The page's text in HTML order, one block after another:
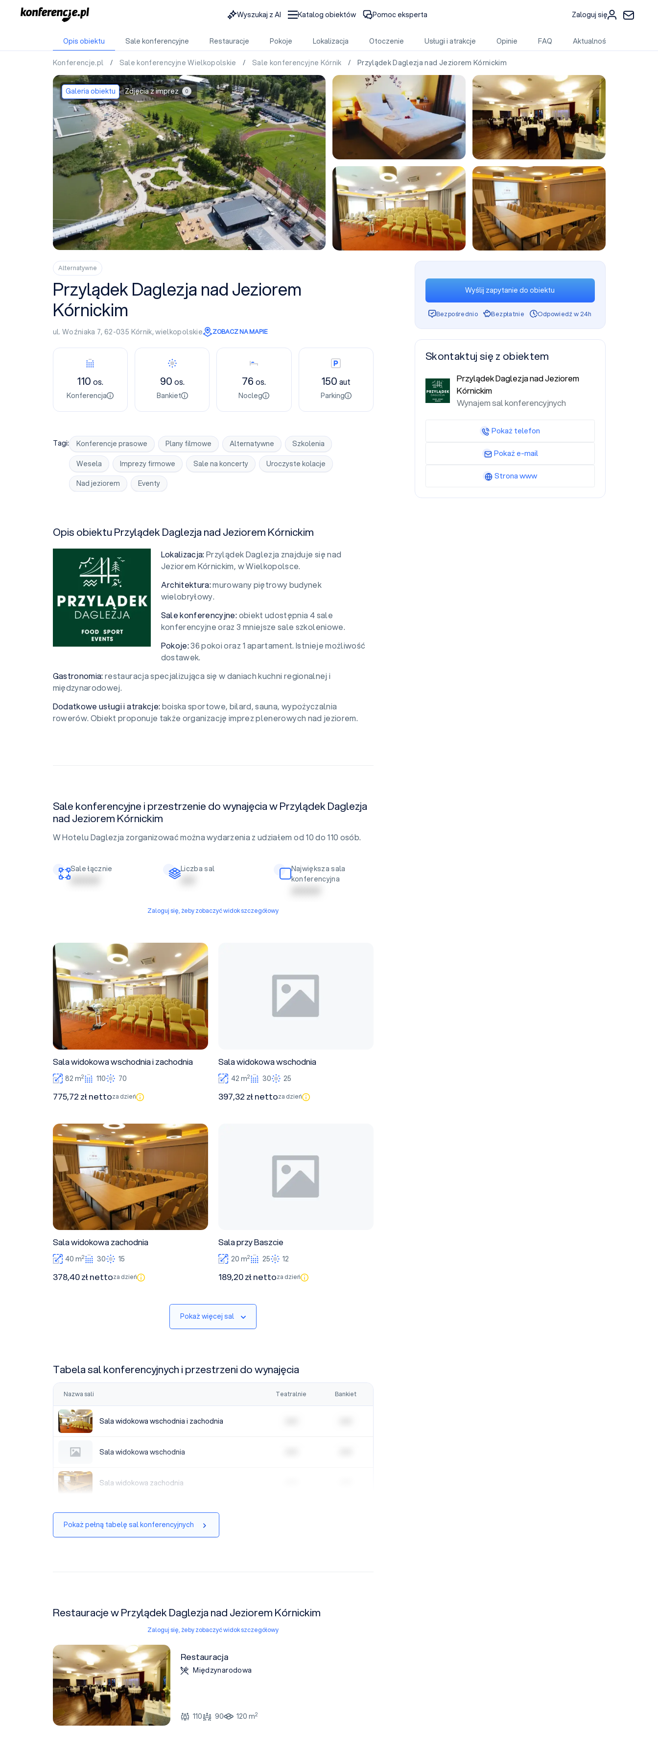
Wyszukaj z AI Katalog obiektów Pomoc eksperta Zaloguj się
Opis obiektu Sale konferencyjne Restauracje Pokoje Lokalizacja Otoczenie Usługi i atrakcje Opinie FAQ Aktualności
Konferencje.pl / Sale konferencyjne Wielkopolskie / Sale konferencyjne Kórnik / Przylądek Daglezja nad Jeziorem Kórnickim
Galeria obiektu Zdjęcia z imprez 0
+7
Alternatywne
Przylądek Daglezja nad Jeziorem
Kórnickim
ul. Woźniaka 7, 62-035 Kórnik,wielkopolskie ZOBACZ NA MAPIE
Konferencja
110os.
Konferencja
Bankiet
90 os.
Bankiet
Nocleg
76os.
Nocleg
Parking
150aut
Parking
Tagi: Konferencje prasowe Plany filmowe Alternatywne Szkolenia
Wesela Imprezy firmowe Sale na koncerty Uroczyste kolacje
Nad jeziorem Eventy
Opis obiektu Przylądek Daglezja nad Jeziorem Kórnickim
Lokalizacja:Przylądek Daglezja znajduje się nad
Jeziorem Kórnickim, w Wielkopolsce.
Architektura:murowany piętrowy budynek
wielobryłowy.
Sale konferencyjne:obiekt udostępnia 4 sale
konferencyjne oraz 3 mniejsze sale szkoleniowe.
Pokoje:36 pokoi oraz 1 apartament. Istnieje możliwość
dostawek.
Gastronomia:restauracja specjalizująca się w daniach kuchni regionalnej i
międzynarodowej.
Dodatkowe usługi i atrakcje:boiska sportowe, bilard, sauna, wypożyczalnia
rowerów. Obiekt proponuje także organizację imprez plenerowych nad jeziorem.
Sale konferencyjne i przestrzenie do wynajęcia w Przylądek Daglezja
nad Jeziorem Kórnickim
W Hotelu Daglezja zorganizować można wydarzenia z udziałem od 10 do 110 osób.
Sale łącznie
| | | | | | | | | |
Liczba sal
Największa sala
konferencyjna
Zaloguj się, żeby zobaczyć widok szczegółowy
Sala widokowa wschodnia i zachodnia
Sala widokowa wschodnia i zachodnia
82 m2 110 70
775,72 zł nettoza dzień
Sala widokowa wschodnia
42 m2 30 25
397,32 zł nettoza dzień
Sala widokowa zachodnia
Sala widokowa zachodnia
40 m2 30 15
378,40 zł nettoza dzień
Sala przy Baszcie
20 m2 25 12
189,20 zł nettoza dzień
Pokaż więcej sal
Tabela sal konferencyjnych i przestrzeni do wynajęcia
Nazwa sali Teatralnie Bankiet
Sala widokowa wschodnia i zachodnia
Sala widokowa wschodnia i zachodnia
Sala widokowa wschodnia
Sala widokowa wschodnia
Sala widokowa zachodnia
Sala widokowa zachodnia
Pokaż pełną tabelę sal konferencyjnych
Restauracje w Przylądek Daglezja nad Jeziorem Kórnickim
Zaloguj się, żeby zobaczyć widok szczegółowy
Restauracja
Międzynarodowa
110 90 120 m2
Wyślij zapytanie do obiektu
Bezpośrednio Bezpłatnie Odpowiedź w 24h
Skontaktuj się z obiektem
Przylądek Daglezja nad Jeziorem
Kórnickim
Wynajem sal konferencyjnych
Pokaż telefon
Pokaż e-mail
Strona www